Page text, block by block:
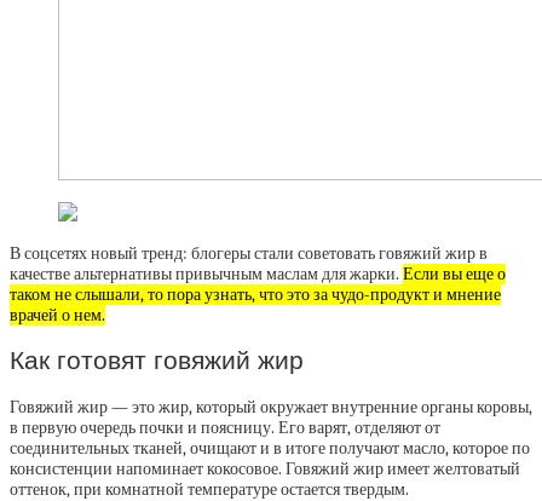
В соцсетях новый тренд: блогеры стали советовать говяжий жир в
качестве альтернативы привычным маслам для жарки. Если вы еще о
таком не слышали, то пора узнать, что это за чудо-продукт и мнение
врачей о нем.
Как готовят говяжий жир
Говяжий жир — это жир, который окружает внутренние органы коровы,
в первую очередь почки и поясницу. Его варят, отделяют от
соединительных тканей, очищают и в итоге получают масло, которое по
консистенции напоминает кокосовое. Говяжий жир имеет желтоватый
оттенок, при комнатной температуре остается твердым.